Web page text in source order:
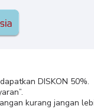
DISKON 50%.
kurang jangan